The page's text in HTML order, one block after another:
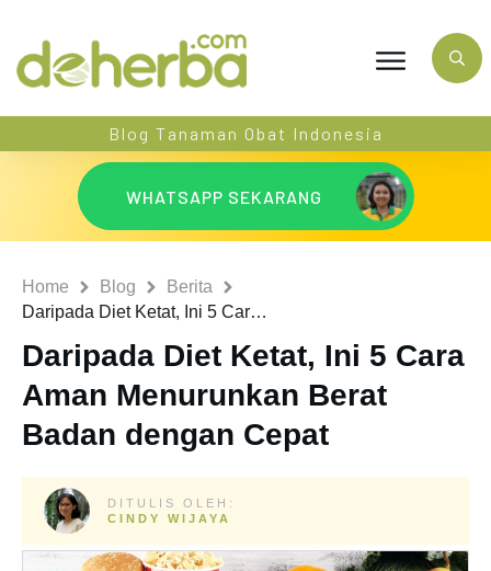
Blog Tanaman Obat Indonesia
WHATSAPP SEKARANG
Home Blog
Berita
Daripada Diet Ketat, Ini 5 Cara Aman Menurunkan Berat Badan dengan Cepat
Daripada Diet Ketat, Ini 5 Cara
Aman Menurunkan Berat
Badan dengan Cepat
DITULIS OLEH:
CINDY WIJAYA